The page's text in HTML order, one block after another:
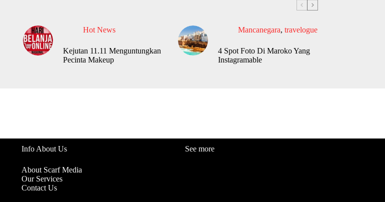
Hot News
Kejutan 11.11 Menguntungkan
Pecinta Makeup
Mancanegara, travelogue
4 Spot Foto Di Maroko Yang
Instagramable
Info About Us
About Scarf Media
Our Services
Contact Us
See more